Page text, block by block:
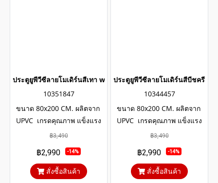
ประตูยูพีวีซีลายโมเดิร์นสีเทา wintech
10351847
ขนาด 80x200 CM. ผลิตจาก
UPVC เกรดคุณภาพ แข็งแรง
ทนทาน มีอายุการใช้งาน
ภายในประตูเสริมเหล็กตัวยูและ
โครง WOOD UPVC
฿3,490
฿2,990 -14%
สั่งซื้อสินค้า
ประตูยูพีวีซีลายโมเดิร์นสีบีชครีม
10344457
ขนาด 80x200 CM. ผลิตจาก
UPVC เกรดคุณภาพ แข็งแรง
ทนทาน มีอายุการใช้งาน
ภายในประตูเสริมเหล็กตัวยูและ
โครง WOOD UPVC
฿3,490
฿2,990 -14%
สั่งซื้อสินค้า